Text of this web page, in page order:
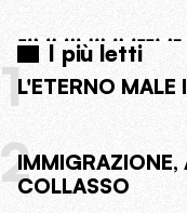
I più letti
1L'ETERNO MALE
2IMMIGRAZIONE,
COLLASSO